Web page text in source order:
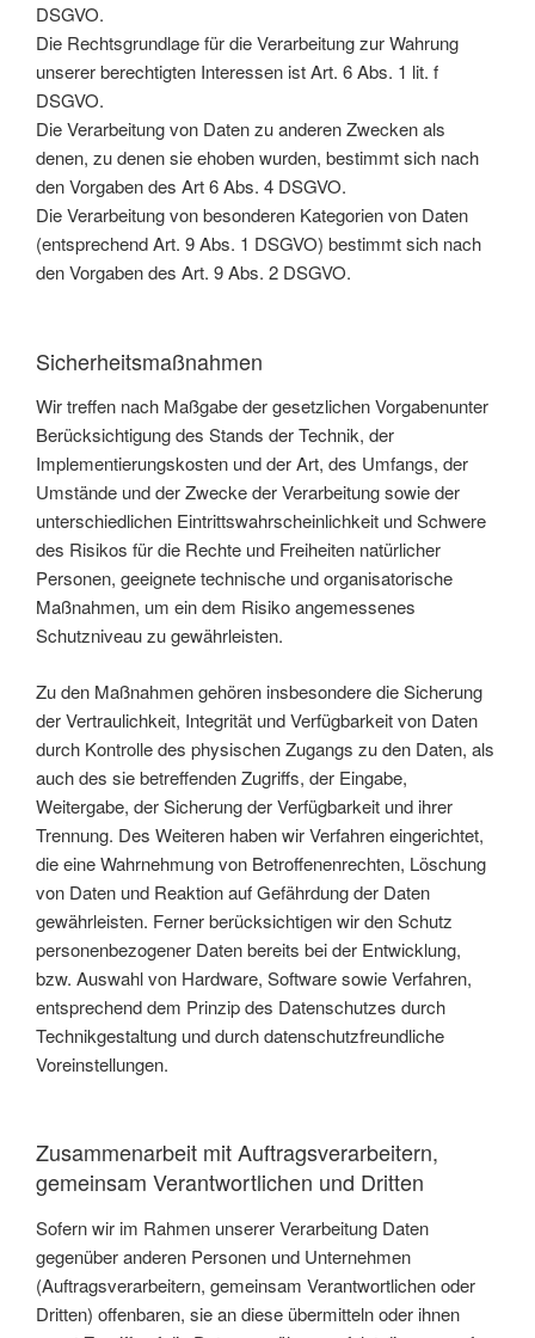
DSGVO.
Die Rechtsgrundlage für die Verarbeitung zur Wahrung
unserer berechtigten Interessen ist Art. 6 Abs. 1 lit. f
DSGVO.
Die Verarbeitung von Daten zu anderen Zwecken als
denen, zu denen sie ehoben wurden, bestimmt sich nach
den Vorgaben des Art 6 Abs. 4 DSGVO.
Die Verarbeitung von besonderen Kategorien von Daten
(entsprechend Art. 9 Abs. 1 DSGVO) bestimmt sich nach
den Vorgaben des Art. 9 Abs. 2 DSGVO.
Sicherheitsmaßnahmen
Wir treffen nach Maßgabe der gesetzlichen Vorgabenunter
Berücksichtigung des Stands der Technik, der
Implementierungskosten und der Art, des Umfangs, der
Umstände und der Zwecke der Verarbeitung sowie der
unterschiedlichen Eintrittswahrscheinlichkeit und Schwere
des Risikos für die Rechte und Freiheiten natürlicher
Personen, geeignete technische und organisatorische
Maßnahmen, um ein dem Risiko angemessenes
Schutzniveau zu gewährleisten.
Zu den Maßnahmen gehören insbesondere die Sicherung
der Vertraulichkeit, Integrität und Verfügbarkeit von Daten
durch Kontrolle des physischen Zugangs zu den Daten, als
auch des sie betreffenden Zugriffs, der Eingabe,
Weitergabe, der Sicherung der Verfügbarkeit und ihrer
Trennung. Des Weiteren haben wir Verfahren eingerichtet,
die eine Wahrnehmung von Betroffenenrechten, Löschung
von Daten und Reaktion auf Gefährdung der Daten
gewährleisten. Ferner berücksichtigen wir den Schutz
personenbezogener Daten bereits bei der Entwicklung,
bzw. Auswahl von Hardware, Software sowie Verfahren,
entsprechend dem Prinzip des Datenschutzes durch
Technikgestaltung und durch datenschutzfreundliche
Voreinstellungen.
Zusammenarbeit mit Auftragsverarbeitern,
gemeinsam Verantwortlichen und Dritten
Sofern wir im Rahmen unserer Verarbeitung Daten
gegenüber anderen Personen und Unternehmen
(Auftragsverarbeitern, gemeinsam Verantwortlichen oder
Dritten) offenbaren, sie an diese übermitteln oder ihnen